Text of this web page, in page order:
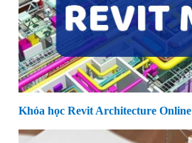
Khóa học Revit Architecture Online